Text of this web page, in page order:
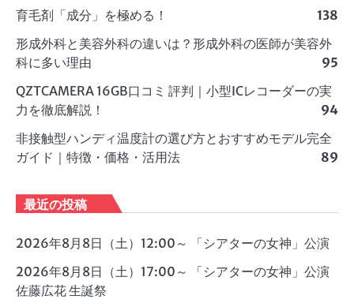
育毛剤「成分」を極める！
138
形成外科と美容外科の違いは？形成外科の医師が美容外
科に多い理由
95
QZTCAMERA 16GB口コミ 評判｜小型ICレコーダーの実
力を徹底解説！
94
非接触型ハンディ温度計の選び方とおすすめモデル完全
ガイド｜特徴・価格・活用法
89
最近の投稿
2026年8月8日（土）12:00～ 「シアターの女神」公演
2026年8月8日（土）17:00～ 「シアターの女神」公演
佐藤広花 生誕祭